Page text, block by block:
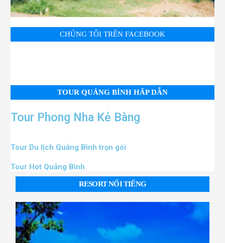
CHÚNG TÔI TRÊN FACEBOOK
TOUR QUẢNG BÌNH HẤP DẪN
Tour Phong Nha Kẻ Bàng
Tour Du lịch Quảng Bình trọn gói
Tour Hot Quảng Bình
RESORT NỔI TIẾNG